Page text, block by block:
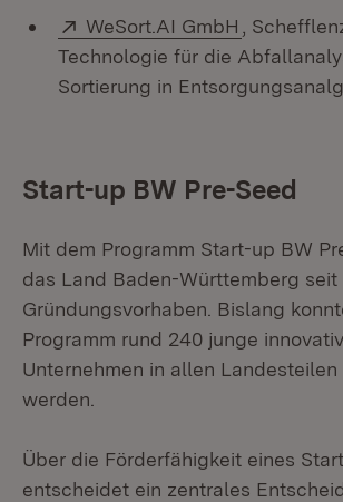
Extern:
WeSort.AI GmbH (Öffnet in
,
Technologie für die
Sortierung in
Start-up BW Pre-Seed
Mit dem Programm Start-up BW
das Land Baden-Württemberg seit
Gründungsvorhaben. Bislang
Programm rund 240 junge
Unternehmen in allen
werden.
Über die Förderfähigkeit eines
entscheidet ein zentrales